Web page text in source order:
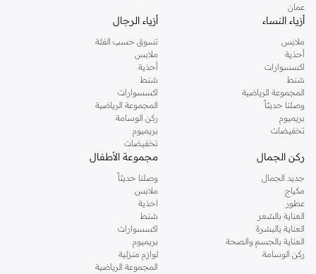
عمان
أزياء النساء
ملابس
أحذية
اكسسوارات
شنط
المجموعة الرياضية
وصلنا حديثاً
بريميوم
تخفيضات
أزياء الرجال
تسوق حسب الفئة
ملابس
أحذية
شنط
اكسسوارات
المجموعة الرياضية
ركن الوسامة
بريميوم
تخفيضات
ركن الجمال
جديد الجمال
مكياج
عطور
العناية بالشعر
العناية بالبشرة
العناية بالجسم والصحة
ركن الوسامة
مجموعة الأطفال
وصلنا حديثاً
ملابس
احذية
شنط
اكسسوارات
بريميوم
لوازم منزلية
المجموعة الرياضية